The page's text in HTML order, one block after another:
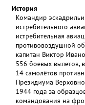
История
Командир
истребительного
истребительная
противовоздушной
капитан Виктор
556 боевых вылетов,
14 самолётов
Президиума
1944 года за
командования на